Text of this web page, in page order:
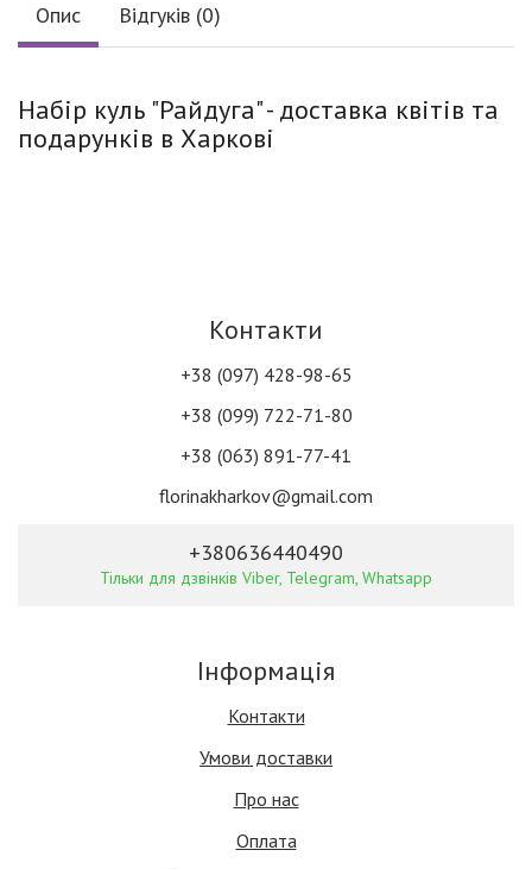
Опис Відгуків (0)
Набір куль "Райдуга" - доставка квітів та
подарунків в Харкові
Контакти
+38 (097) 428-98-65
+38 (099) 722-71-80
+38 (063) 891-77-41
florinakharkov@gmail.com
+380636440490
Тільки для дзвінків Viber, Telegram, Whatsapp
Інформація
Контакти
Умови доставки
Про нас
Оплата